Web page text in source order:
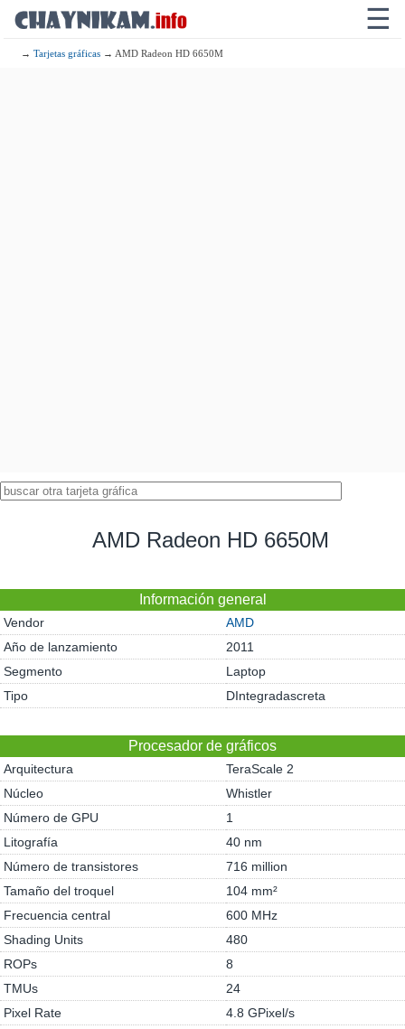
☰
→Tarjetas gráficas → AMD Radeon HD 6650M
AMD Radeon HD 6650M
Información general
Vendor
AMD
Año de lanzamiento
2011
Segmento
Laptop
Tipo
DIntegradascreta
Procesador de gráficos
Arquitectura
TeraScale 2
Núcleo
Whistler
Número de GPU
1
Litografía
40 nm
Número de transistores
716 million
Tamaño del troquel
104 mm²
Frecuencia central
600 MHz
Shading Units
480
ROPs
8
TMUs
24
Pixel Rate
4.8 GPixel/s